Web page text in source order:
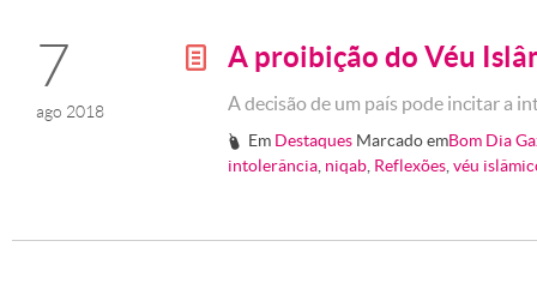
7
ago 2018
g A proibição do Véu
A decisão de um país pode incitar a
# Em Destaques Marcado emBom Dia
intolerância niqab Reflexões véu